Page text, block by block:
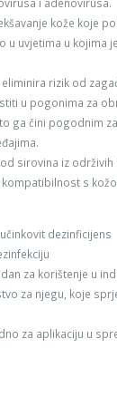
kože koje
u uvjetima u kojima
rizik od
u pogonima za
ga čini pogodnim
sirovina iz održivih
s
dezinficijens
za korištenje u
za njegu, koje
za aplikaciju u